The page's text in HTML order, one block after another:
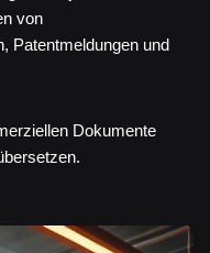
von
Patentmeldungen und
Dokumente